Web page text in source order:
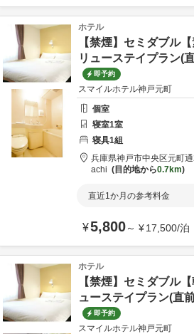
ホテル
【禁煙】セミダブル
リューステイプラン(
即予約
スマイルホテル神戸元町
個室
寝室1室
寝具1組
兵庫県神戸市中央区元町
achi
目的地から0.7km
直近1か月の参考料金
¥5,800～ ¥17,500/泊
ホテル
【禁煙】セミダブル
ューステイプラン(直
即予約
スマイルホテル神戸元町